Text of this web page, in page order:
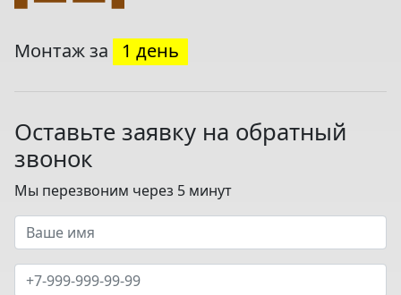
Монтаж за 1 день
Оставьте заявку на обратный
звонок
Мы перезвоним через 5 минут